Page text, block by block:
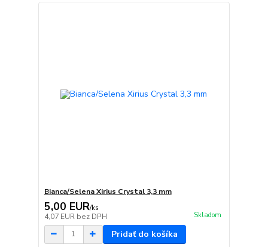
Bianca/Selena Xirius Crystal 3,3 mm
5,00 EUR/ks
4,07 EUR bez DPH Skladom
Pridať do košíka